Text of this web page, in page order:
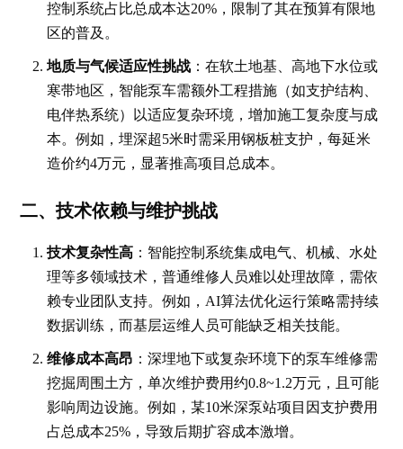
控制系统占比总成本达20%，限制了其在预算有限地
区的普及。
地质与气候适应性挑战 ：在软土地基、高地下水位或
寒带地区，智能泵车需额外工程措施（如支护结构、
电伴热系统）以适应复杂环境，增加施工复杂度与成
本。例如，埋深超5米时需采用钢板桩支护，每延米
造价约4万元，显著推高项目总成本。
二、技术依赖与维护挑战
技术复杂性高 ：智能控制系统集成电气、机械、水处
理等多领域技术，普通维修人员难以处理故障，需依
赖专业团队支持。例如，AI算法优化运行策略需持续
数据训练，而基层运维人员可能缺乏相关技能。
维修成本高昂 ：深埋地下或复杂环境下的泵车维修需
挖掘周围土方，单次维护费用约0.8~1.2万元，且可能
影响周边设施。例如，某10米深泵站项目因支护费用
占总成本25%，导致后期扩容成本激增。